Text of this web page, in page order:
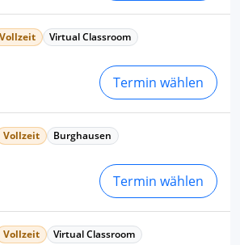
Vollzeit Virtual Classroom
Termin wählen
Vollzeit Burghausen
Termin wählen
Vollzeit Virtual Classroom